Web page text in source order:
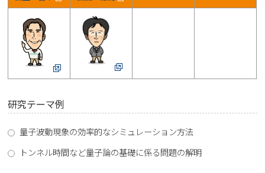
研究テーマ例
量子波動現象の効率的なシミュレーション方法
トンネル時間など量子論の基礎に係る問題の解明